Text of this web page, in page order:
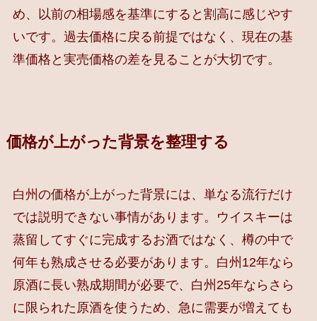
め、以前の相場感を基準にすると割高に感じやす
いです。過去価格に戻る前提ではなく、現在の基
準価格と実売価格の差を見ることが大切です。
価格が上がった背景を整理する
白州の価格が上がった背景には、単なる流行だけ
では説明できない事情があります。ウイスキーは
蒸留してすぐに完成するお酒ではなく、樽の中で
何年も熟成させる必要があります。白州12年なら
原酒に長い熟成期間が必要で、白州25年ならさら
に限られた原酒を使うため、急に需要が増えても